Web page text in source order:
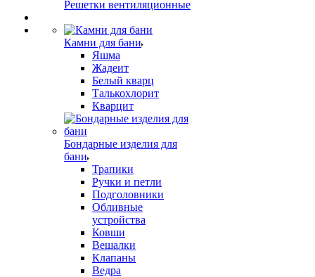
Решетки вентиляционные
Камни для бани
Яшма
Жадеит
Белый кварц
Талькохлорит
Кварцит
Бондарные изделия для
бани
Трапики
Ручки и петли
Подголовники
Обливные
устройства
Ковши
Вешалки
Клапаны
Ведра